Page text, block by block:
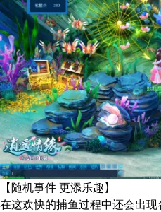
【随机事件 更添乐趣】
在这欢快的捕鱼过程中还会出